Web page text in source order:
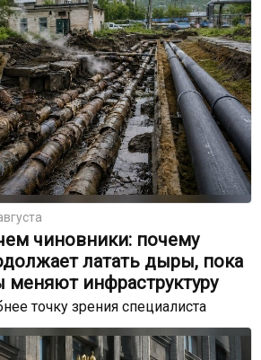
чиновники: почему
латать дыры, пока
меняют инфраструктуру
точку зрения специалиста